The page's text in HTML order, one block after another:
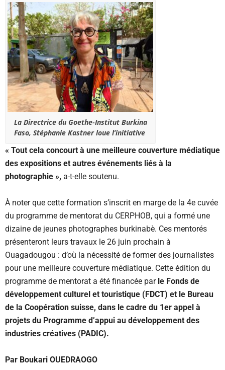
La Directrice du Goethe-Institut Burkina
Faso, Stéphanie Kastner loue l’initiative
« Tout cela concourt à une meilleure couverture médiatique
des expositions et autres événements liés à la
photographie », a-t-elle soutenu.
À noter que cette formation s’inscrit en marge de la 4e cuvée
du programme de mentorat du CERPHOB, qui a formé une
dizaine de jeunes photographes burkinabè. Ces mentorés
présenteront leurs travaux le 26 juin prochain à
Ouagadougou : d’où la nécessité de former des journalistes
pour une meilleure couverture médiatique. Cette édition du
programme de mentorat a été financée par le Fonds de
développement culturel et touristique (FDCT) et le Bureau
de la Coopération suisse, dans le cadre du 1er appel à
projets du Programme d’appui au développement des
industries créatives (PADIC).
Par Boukari OUEDRAOGO